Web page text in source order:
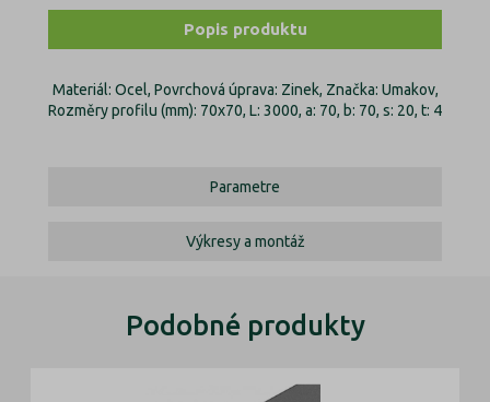
Popis produktu
Materiál: Ocel, Povrchová úprava: Zinek, Značka: Umakov,
Rozměry profilu (mm): 70x70, L: 3000, a: 70, b: 70, s: 20, t: 4
Parametre
Výkresy a montáž
Podobné produkty